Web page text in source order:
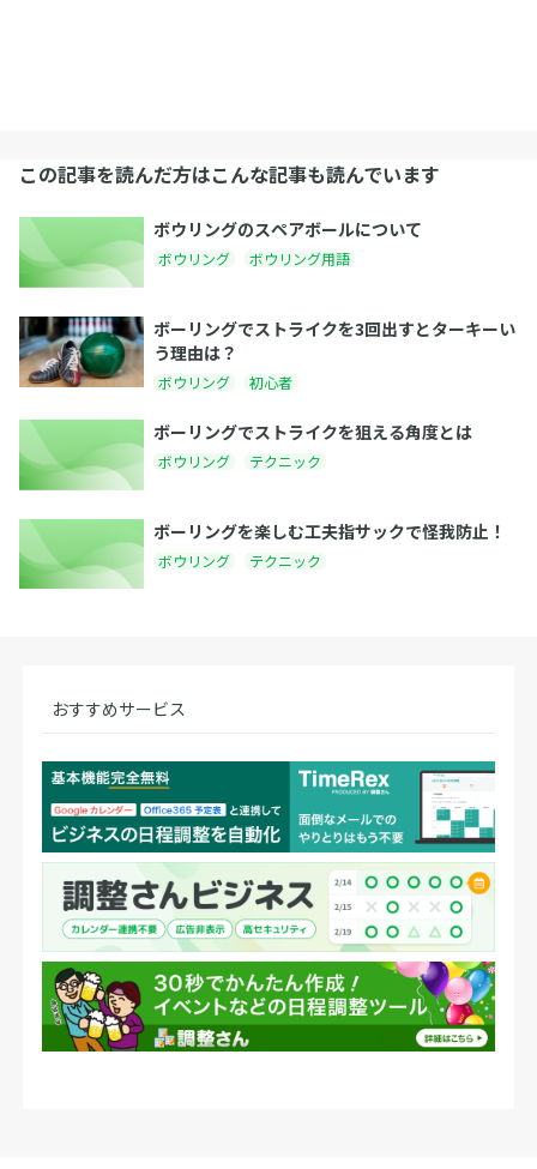
この記事を読んだ方はこんな記事も読んでいます
ボウリングのスペアボールについて
ボウリング ボウリング用語
ボーリングでストライクを3回出すとターキーい
う理由は？
ボウリング 初心者
ボーリングでストライクを狙える角度とは
ボウリング テクニック
ボーリングを楽しむ工夫指サックで怪我防止！
ボウリング テクニック
おすすめサービス